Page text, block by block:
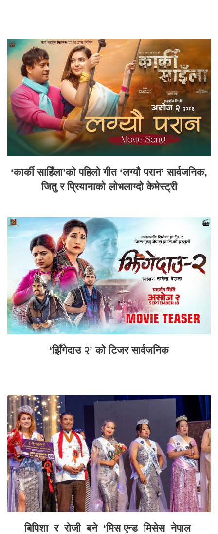
‘कार्की साहिँला’को पहिलो गीत ‘लग्यौ परान’ सार्वजनिक,
जितु र प्रियानाको लोभलाग्दो केमेस्ट्री
‘झिँगेदाउ २’ को टिजर सार्वजनिक
बिपिशा र रोजी बने ‘मिस एन्ड मिसेस नेपाल